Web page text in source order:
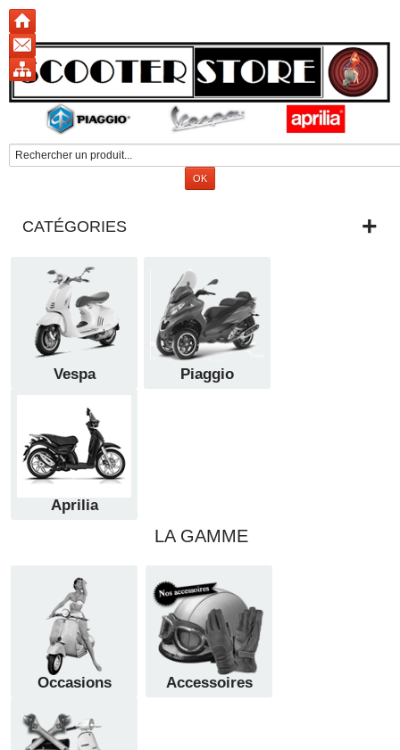
CATÉGORIES
Vespa Piaggio
Aprilia
LA GAMME
Occasions Accessoires